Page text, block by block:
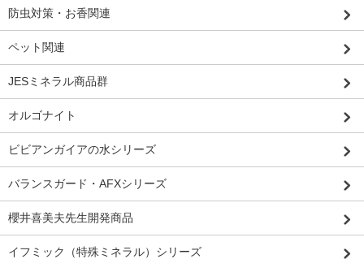
防虫対策・お香関連
ペット関連
JESミネラル商品群
オルゴナイト
ビビアンガイアの水シリーズ
バランスガード・AFXシリーズ
櫻井喜美夫先生開発商品
イフミック（特殊ミネラル）シリーズ